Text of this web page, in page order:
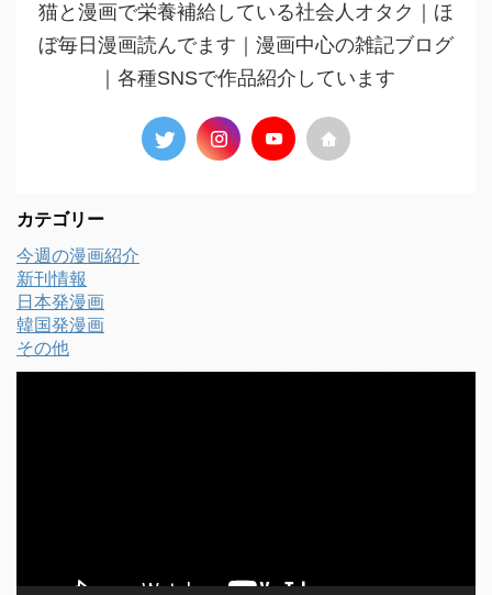
猫と漫画で栄養補給している社会人オタク｜ほ
ぼ毎日漫画読んでます｜漫画中心の雑記ブログ
｜各種SNSで作品紹介しています
カテゴリー
今週の漫画紹介
新刊情報
日本発漫画
韓国発漫画
その他